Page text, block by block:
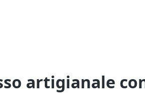
artigianale